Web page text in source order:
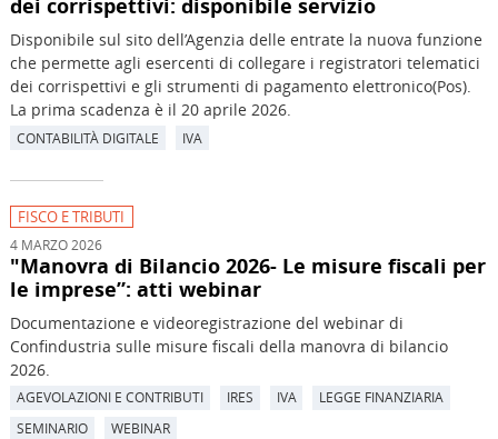
dei corrispettivi: disponibile servizio
Disponibile sul sito dell’Agenzia delle entrate la nuova funzione
che permette agli esercenti di collegare i registratori telematici
dei corrispettivi e gli strumenti di pagamento elettronico(Pos).
La prima scadenza è il 20 aprile 2026.
CONTABILITÀ DIGITALE IVA
FISCO E TRIBUTI
4 MARZO 2026
"Manovra di Bilancio 2026- Le misure fiscali per
le imprese”: atti webinar
Documentazione e videoregistrazione del webinar di
Confindustria sulle misure fiscali della manovra di bilancio
2026.
AGEVOLAZIONI E CONTRIBUTI IRES IVA
LEGGE FINANZIARIA
SEMINARIO
WEBINAR